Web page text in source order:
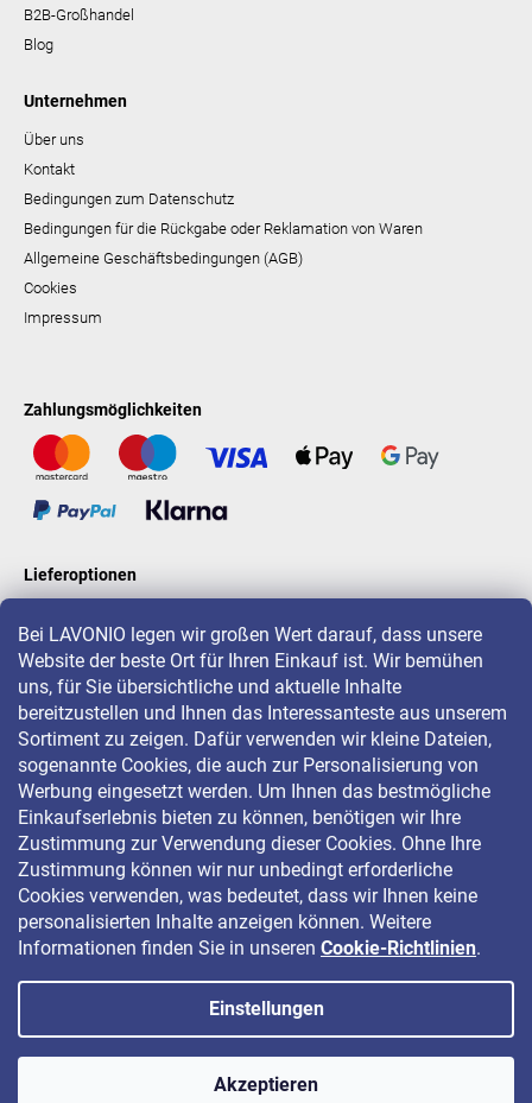
Bei LAVONIO legen wir großen Wert darauf, dass unsere
Website der beste Ort für Ihren Einkauf ist. Wir bemühen
uns, für Sie übersichtliche und aktuelle Inhalte
bereitzustellen und Ihnen das Interessanteste aus unserem
Sortiment zu zeigen. Dafür verwenden wir kleine Dateien,
sogenannte Cookies, die auch zur Personalisierung von
Werbung eingesetzt werden. Um Ihnen das bestmögliche
Einkaufserlebnis bieten zu können, benötigen wir Ihre
Zustimmung zur Verwendung dieser Cookies. Ohne Ihre
Zustimmung können wir nur unbedingt erforderliche
Cookies verwenden, was bedeutet, dass wir Ihnen keine
personalisierten Inhalte anzeigen können. Weitere
Informationen finden Sie in unseren Cookie-Richtlinien.
Einstellungen
Akzeptieren
B2B-Großhandel
Blog
Unternehmen
Über uns
Kontakt
Bedingungen zum Datenschutz
Bedingungen für die Rückgabe oder Reklamation von Waren
Allgemeine Geschäftsbedingungen (AGB)
Cookies
Impressum
Zahlungsmöglichkeiten
Lieferoptionen
LAVONIO in der Welt
Für Aktionen, Gewinnspiele und Rabatte folgen Sie uns auf:
Copyright 2026 LAVONIO.de. Alle Rechte vorbehalten.